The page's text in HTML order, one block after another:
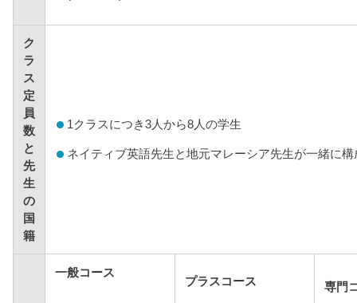
ク
ラ
ス
定
員
数
と
先
生
の
国
籍
1クラスにつき3人から8人の学生
ネイティブ英語先生と地元マレーシア先生が一緒に構
一般コース
プラスコース 専門